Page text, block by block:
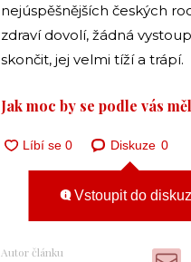
nejúspěšnějších českých
zdraví dovolí, žádná
skončit, jej velmi tíží a trápí.
Jak moc by se podle vás
Diskuze 0
Vstoupit do
Autor článku